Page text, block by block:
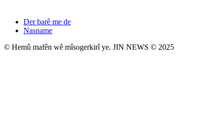
Der barê me de
Nasname
© Hemû mafên wê mîsogerkirî ye. JIN NEWS © 2025